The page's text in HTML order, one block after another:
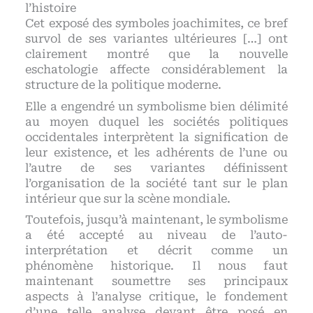
l’histoire
Cet exposé des symboles joachimites, ce bref
survol de ses variantes ultérieures […] ont
clairement montré que la nouvelle
eschatologie affecte considérablement la
structure de la politique moderne.
Elle a engendré un symbolisme bien délimité
au moyen duquel les sociétés politiques
occidentales interprètent la signification de
leur existence, et les adhérents de l’une ou
l’autre de ses variantes définissent
l’organisation de la société tant sur le plan
intérieur que sur la scène mondiale.
Toutefois, jusqu’à maintenant, le symbolisme
a été accepté au niveau de l’auto-
interprétation et décrit comme un
phénomène historique. Il nous faut
maintenant soumettre ses principaux
aspects à l’analyse critique, le fondement